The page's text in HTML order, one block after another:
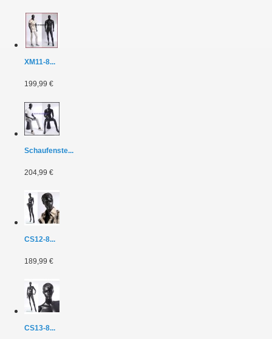
XM11-8...
199,99 €
Schaufenste...
204,99 €
CS12-8...
189,99 €
CS13-8...